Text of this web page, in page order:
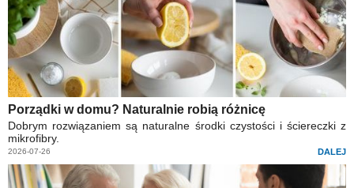
Porządki w domu? Naturalnie robią różnicę
Dobrym rozwiązaniem są naturalne środki czystości i ściereczki z
mikrofibry.
2026-07-26 DALEJ